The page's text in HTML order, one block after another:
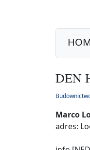
DEN
Marco
adres: